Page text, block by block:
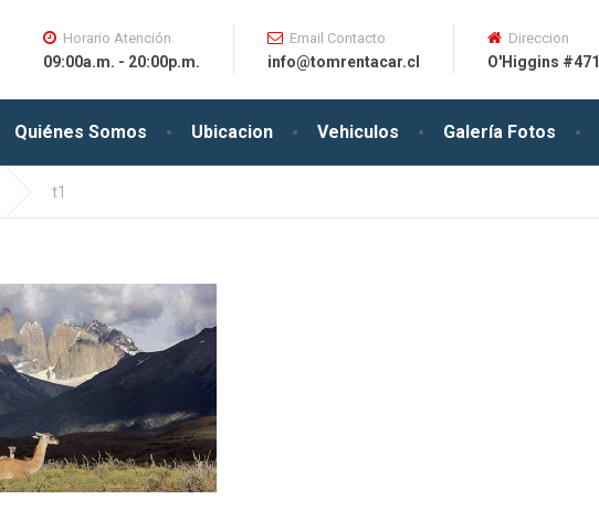
Quiénes Somos Ubicacion Vehiculos Galería Fotos
Horario Atención
09:00a.m. - 20:00p.m.
Email Contacto
info@tomrentacar.cl
Direccion
O'Higgins #471
t1